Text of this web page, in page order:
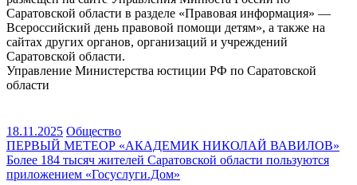
Саратовской области в разделе «Правовая информация» —
Всероссийский день правовой помощи детям», а также на
сайтах других органов, организаций и учреждений
Саратовской области.
Управление Министерства юстиции РФ по Саратовской
области
18.11.2025 Общество
Навигация
по
ПЕРВЫЙ МЕТЕОР «АКАДЕМИК НИКОЛАЙ ВАВИЛОВ»
Более 184 тысяч жителей Саратовской области пользуются
приложением «Госуслуги.Дом»